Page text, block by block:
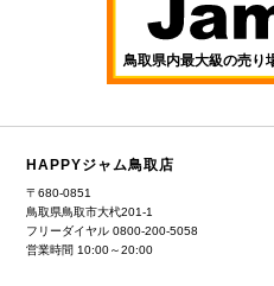
HAPPYジャム鳥取店
〒680-0851
鳥取県鳥取市大杙201-1
フリーダイヤル0800-200-5058
営業時間 10:00～20:00